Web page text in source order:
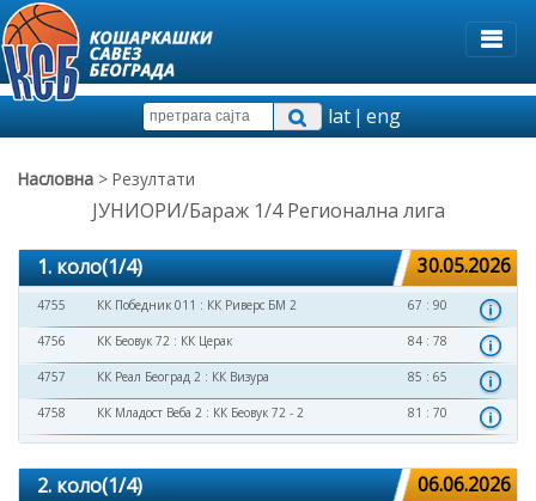
lat|eng
Насловна > Резултати
ЈУНИОРИ/Бараж 1/4 Регионална лига
1. коло(1/4) 30.05.2026
4755 КК Победник 011 : КК Риверс БМ 2 67 : 90
4756 КК Беовук 72 : КК Церак 84 : 78
4757 КК Реал Београд 2 : КК Визура 85 : 65
4758 КК Младост Веба 2 : КК Беовук 72 - 2 81 : 70
2. коло(1/4) 06.06.2026